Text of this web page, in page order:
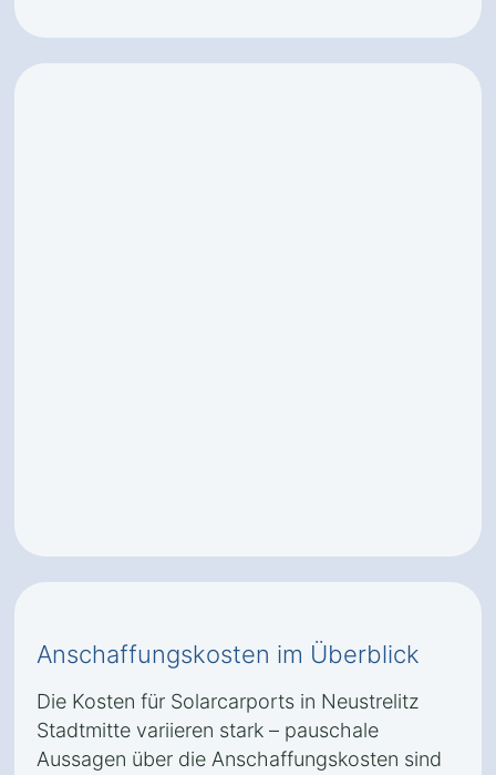
Anschaffungskosten im Überblick
Die Kosten für Solarcarports in Neustrelitz
Stadtmitte variieren stark – pauschale
Aussagen über die Anschaffungskosten sind